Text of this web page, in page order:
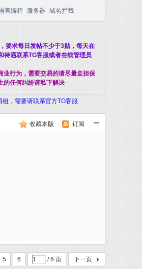
言编程 服务器 域名拦截
要求每日发帖不少于3贴，每天在
待遇联系TG客服或者在线管理员
业行为，需要交易的请尽量走担保
的任何纠纷请私下解决
租，需要请联系官方TG客服
收藏本版 订阅
5 6 / 6 页 下一页